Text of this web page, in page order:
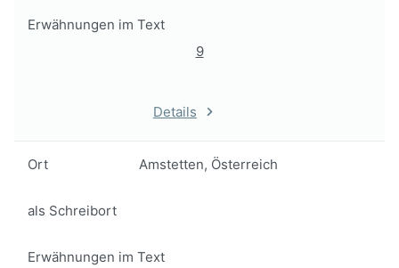
Erwähnungen im Text
9
Details
Ort Amstetten, Österreich
als Schreibort
Erwähnungen im Text